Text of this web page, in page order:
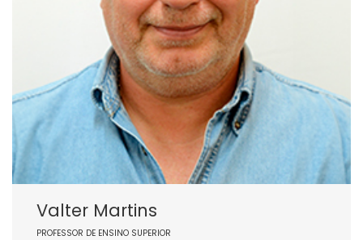
Valter Martins
PROFESSOR DE ENSINO SUPERIOR